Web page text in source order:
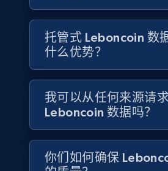
4.2K+ 381+
Google maps reviews
URL, Place id, Place name,
Review id, Reviewer name,
and more.
Business
托管式 Leboncoin 数
什么优势？
我可以从任何来源请求
Leboncoin 数据吗？
你们如何确保